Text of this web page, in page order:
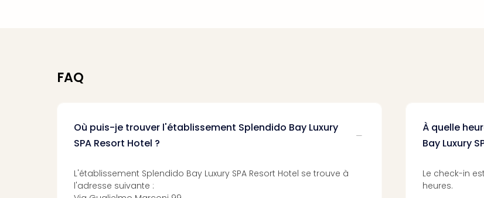
FAQ
Où puis-je trouver l'établissement Splendido Bay Luxury
SPA Resort Hotel ?
L'établissement Splendido Bay Luxury SPA Resort Hotel se trouve à
l'adresse suivante :
À quelle
Bay Luxury
Le check-in
heures.